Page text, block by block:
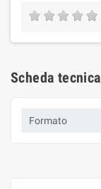
Scheda tecnica
Formato